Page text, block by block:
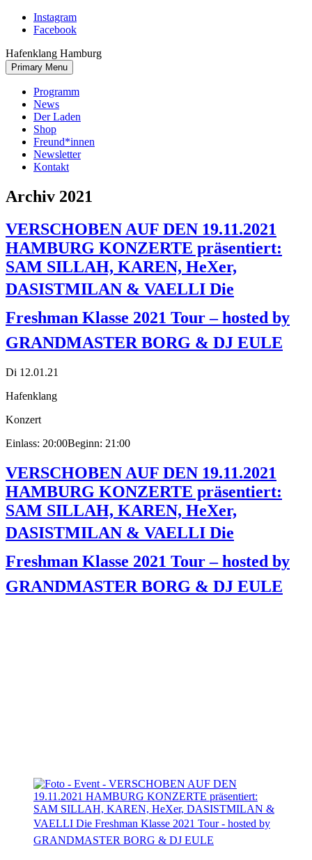
Skip
Instagram
Facebook
Hafenklang Hamburg
Primary Menu
Programm
News
Der Laden
Shop
Freund*innen
Newsletter
Kontakt
Archiv 2021
VERSCHOBEN AUF DEN 19.11.2021
HAMBURG KONZERTE präsentiert:
SAM SILLAH, KAREN, HeXer,
DASISTMILAN & VAELLI Die
Freshman Klasse 2021 Tour – hosted by
GRANDMASTER BORG & DJ EULE
Di 12.01.21
Hafenklang
Konzert
Einlass: 20:00Beginn: 21:00
VERSCHOBEN AUF DEN 19.11.2021
HAMBURG KONZERTE präsentiert:
SAM SILLAH, KAREN, HeXer,
DASISTMILAN & VAELLI Die
Freshman Klasse 2021 Tour – hosted by
GRANDMASTER BORG & DJ EULE